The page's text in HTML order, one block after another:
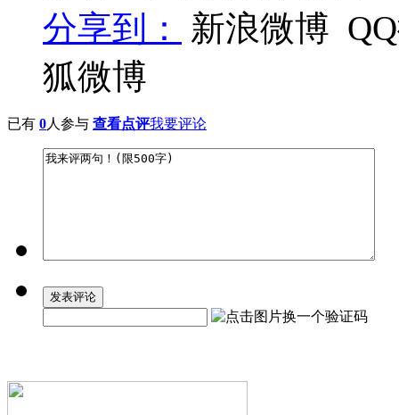
分享到：
新浪微博
狐微博
已有 0人参与 查看点评我要评论